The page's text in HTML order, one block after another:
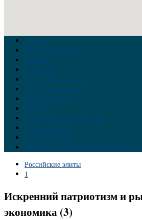
Главная
Война на Украине
Новости
Аналитика
Тайны Геополитики
Российские элиты
Теория заговора
Украина
Новый Мировой Порядок
Тайны истории
Обратная связь
Правила комментирования
Российские элиты
1
Искренний патриотизм и
экономика (3)